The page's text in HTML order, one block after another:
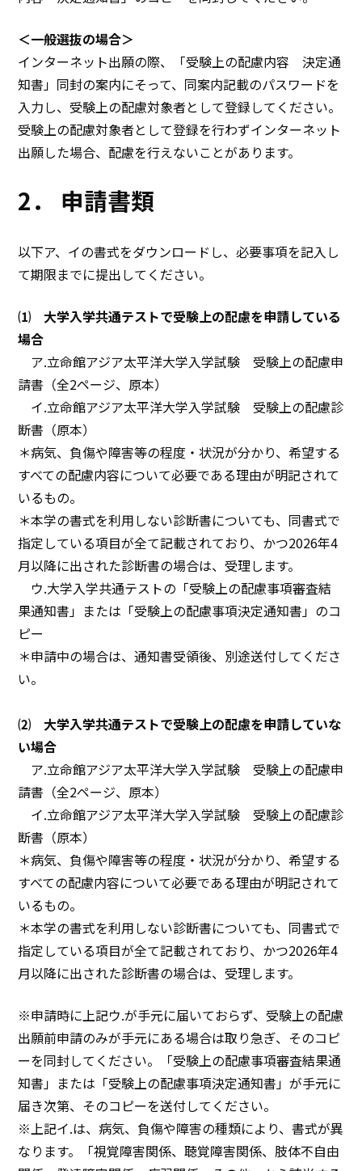
＜一般選抜の場合＞
インターネット出願の際、「受験上の配慮内容 決定通
知書」同封の案内にそって、同案内記載のパスワードを
入力し、受験上の配慮対象者として登録してください。
受験上の配慮対象者として登録を行わずインターネット
出願した場合、配慮を行えないことがあります。
2． 申請書類
以下ア、イの書式をダウンロードし、必要事項を記入し
て期限までに提出してください。
⑴ 大学入学共通テストで受験上の配慮を申請している
場合
ア.立命館アジア太平洋大学入学試験 受験上の配慮申
請書（全2ページ、原本）
イ.立命館アジア太平洋大学入学試験 受験上の配慮診
断書（原本）
＊病気、負傷や障害等の程度・状況が分かり、希望する
すべての配慮内容について必要である理由が明記されて
いるもの。
＊本学の書式を利用しない診断書についても、同書式で
指定している項目が全て記載されており、かつ2026年4
月以降に出された診断書の場合は、受理します。
ウ.大学入学共通テストの「受験上の配慮事項審査結
果通知書」または「受験上の配慮事項決定通知書」のコ
ピー
＊申請中の場合は、通知書受領後、別途送付してくださ
い。
⑵ 大学入学共通テストで受験上の配慮を申請していな
い場合
ア.立命館アジア太平洋大学入学試験 受験上の配慮申
請書（全2ページ、原本）
イ.立命館アジア太平洋大学入学試験 受験上の配慮診
断書（原本）
＊病気、負傷や障害等の程度・状況が分かり、希望する
すべての配慮内容について必要である理由が明記されて
いるもの。
＊本学の書式を利用しない診断書についても、同書式で
指定している項目が全て記載されており、かつ2026年4
月以降に出された診断書の場合は、受理します。
※申請時に上記ウ.が手元に届いておらず、受験上の配慮
出願前申請のみが手元にある場合は取り急ぎ、そのコピ
ーを同封してください。「受験上の配慮事項審査結果通
知書」または「受験上の配慮事項決定通知書」が手元に
届き次第、そのコピーを送付してください。
※上記イ.は、病気、負傷や障害の種類により、書式が異
なります。「視覚障害関係、聴覚障害関係、肢体不自由